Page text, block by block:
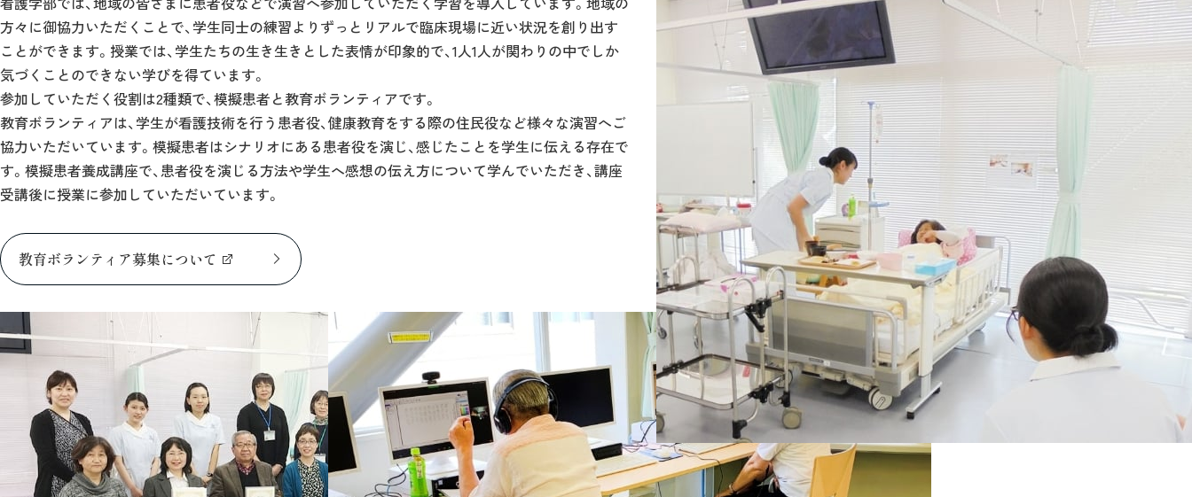
方々に御協力いただくことで、学生同士の練習よりずっとリアルで臨床現場に近い状況を創り出す
ことができます。授業では、学生たちの生き生きとした表情が印象的で、1人1人が関わりの中でしか
気づくことのできない学びを得ています。
参加していただく役割は2種類で、模擬患者と教育ボランティアです。
教育ボランティアは、学生が看護技術を行う患者役、健康教育をする際の住民役など様々な演習へご
協力いただいています。模擬患者はシナリオにある患者役を演じ、感じたことを学生に伝える存在で
す。模擬患者養成講座で、患者役を演じる方法や学生へ感想の伝え方について学んでいただき、講座
受講後に授業に参加していただいています。
教育ボランティア募集について